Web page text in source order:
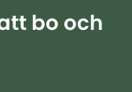
bo och